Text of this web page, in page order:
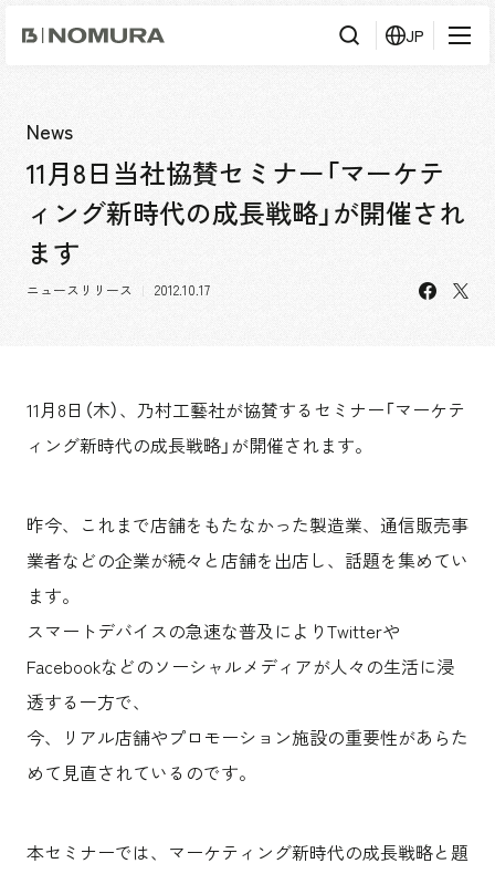
乃
村
工
JP
索
事業内容
事業内容TOP
市場領域
会社情報
会社情報TOP
役員構成・組織図
拠点一覧
アーバン & リテール
ホスピタリティ
エンターテインメント
パブリック
採用情報TOP
新卒採用
働く環境
IR情報
ニュース
よくあるご質問
JP EN CN
News
11月8日当社協賛セミナー「マーケテ
ィング新時代の成長戦略」が開催され
ます
ニュースリリース 2012.10.17 X
11月8日（木）、乃村工藝社が協賛するセミナー「マーケテ
ィング新時代の成長戦略」が開催されます。
昨今、これまで店舗をもたなかった製造業、通信販売事
業者などの企業が続々と店舗を出店し、話題を集めてい
ます。
スマートデバイスの急速な普及によりTwitterや
Facebookなどのソーシャルメディアが人々の生活に浸
透する一方で、
今、リアル店舗やプロモーション施設の重要性があらた
めて見直されているのです。
本セミナーでは、マーケティング新時代の成長戦略と題